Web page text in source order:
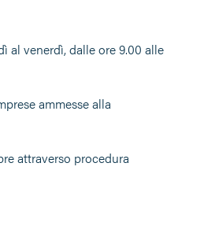
al venerdì, dalle ore 9.00 alle
ammesse alla
attraverso procedura